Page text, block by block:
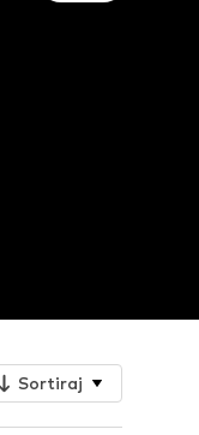
Sortiraj